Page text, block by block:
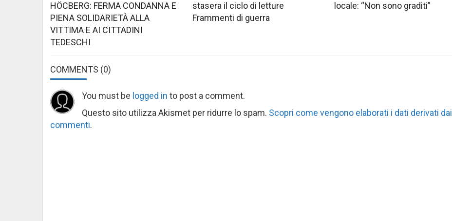
HÖCBERG: FERMA CONDANNA E
PIENA SOLIDARIETÀ ALLA
VITTIMA E AI CITTADINI
TEDESCHI
stasera il ciclo di letture
Frammenti di guerra
locale: “Non sono graditi”
COMMENTS (0)
You must be logged in to post a comment.
Questo sito utilizza Akismet per ridurre lo spam. Scopri come vengono elaborati i dati derivati dai
commenti.